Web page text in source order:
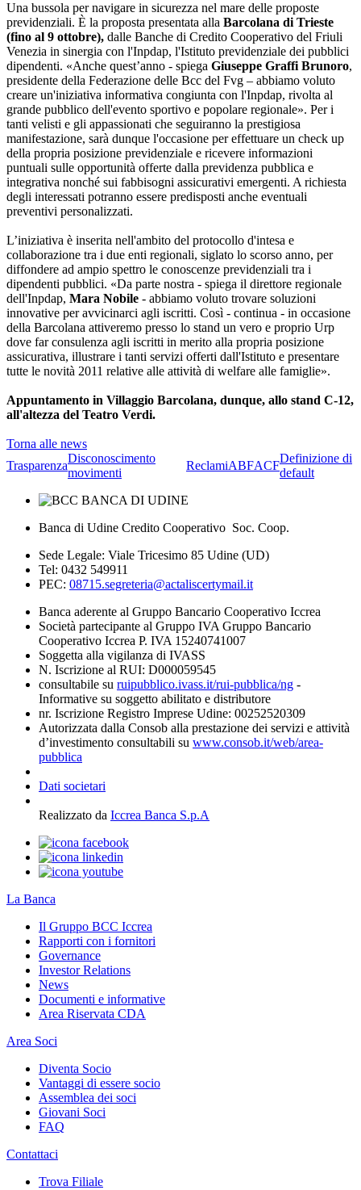
Una bussola per navigare in sicurezza nel mare delle proposte
previdenziali. È la proposta presentata alla Barcolana di Trieste
(fino al 9 ottobre), dalle Banche di Credito Cooperativo del Friuli
Venezia in sinergia con l'Inpdap, l'Istituto previdenziale dei pubblici
dipendenti. «Anche quest’anno - spiega Giuseppe Graffi Brunoro,
presidente della Federazione delle Bcc del Fvg – abbiamo voluto
creare un'iniziativa informativa congiunta con l'Inpdap, rivolta al
grande pubblico dell'evento sportivo e popolare regionale». Per i
tanti velisti e gli appassionati che seguiranno la prestigiosa
manifestazione, sarà dunque l'occasione per effettuare un check up
della propria posizione previdenziale e ricevere informazioni
puntuali sulle opportunità offerte dalla previdenza pubblica e
integrativa nonché sui fabbisogni assicurativi emergenti. A richiesta
degli interessati potranno essere predisposti anche eventuali
preventivi personalizzati.
L’iniziativa è inserita nell'ambito del protocollo d'intesa e
collaborazione tra i due enti regionali, siglato lo scorso anno, per
diffondere ad ampio spettro le conoscenze previdenziali tra i
dipendenti pubblici. «Da parte nostra - spiega il direttore regionale
dell'Inpdap, Mara Nobile - abbiamo voluto trovare soluzioni
innovative per avvicinarci agli iscritti. Così - continua - in occasione
della Barcolana attiveremo presso lo stand un vero e proprio Urp
dove far consulenza agli iscritti in merito alla propria posizione
assicurativa, illustrare i tanti servizi offerti dall'Istituto e presentare
tutte le novità 2011 relative alle attività di welfare alle famiglie».
Appuntamento in Villaggio Barcolana, dunque, allo stand C-12,
all'altezza del Teatro Verdi.
Torna alle news
Trasparenza
Disconoscimento
movimenti
ReclamiABFACF
Definizione di
default
Banca di Udine Credito Cooperativo Soc. Coop.
Sede Legale: Viale Tricesimo 85 Udine (UD)
Tel: 0432 549911
PEC: 08715.segreteria@actaliscertymail.it
Banca aderente al Gruppo Bancario Cooperativo Iccrea
Società partecipante al Gruppo IVA Gruppo Bancario
Cooperativo Iccrea P. IVA 15240741007
Soggetta alla vigilanza di IVASS
N. Iscrizione al RUI: D000059545
consultabile su ruipubblico.ivass.it/rui-pubblica/ng -
Informative su soggetto abilitato e distributore
nr. Iscrizione Registro Imprese Udine: 00252520309
Autorizzata dalla Consob alla prestazione dei servizi e attività
d’investimento consultabili su www.consob.it/web/area-
pubblica
Dati societari
Realizzato da Iccrea Banca S.p.A
La Banca
Il Gruppo BCC Iccrea
Rapporti con i fornitori
Governance
Investor Relations
News
Documenti e informative
Area Riservata CDA
Area Soci
Diventa Socio
Vantaggi di essere socio
Assemblea dei soci
Giovani Soci
FAQ
Contattaci
Trova Filiale